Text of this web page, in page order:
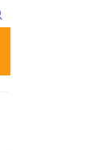
de Héctor Edgar